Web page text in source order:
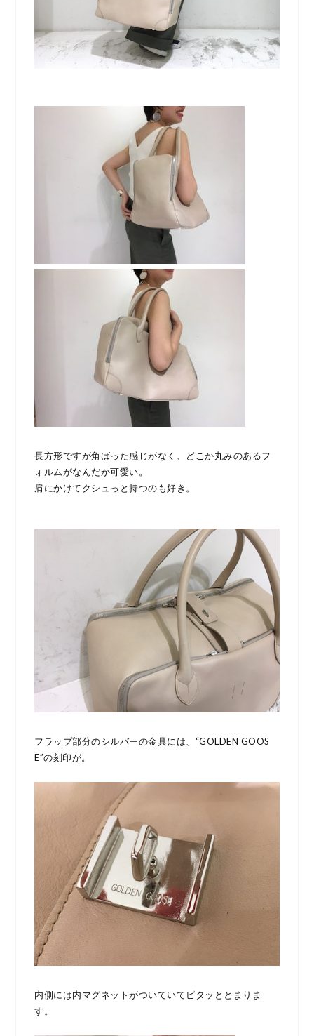
長方形ですが角ばった感じがなく、どこか丸みのあるフ
ォルムがなんだか可愛い。
肩にかけてクシュっと持つのも好き。
フラップ部分のシルバーの金具には、“GOLDEN GOOS
E”の刻印が。
内側には内マグネットがついていてピタッととまりま
す。